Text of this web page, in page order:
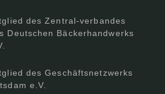
des Zentral-verbandes
Deutschen Bäckerhandwerks
des Geschäftsnetzwerks
e.V.